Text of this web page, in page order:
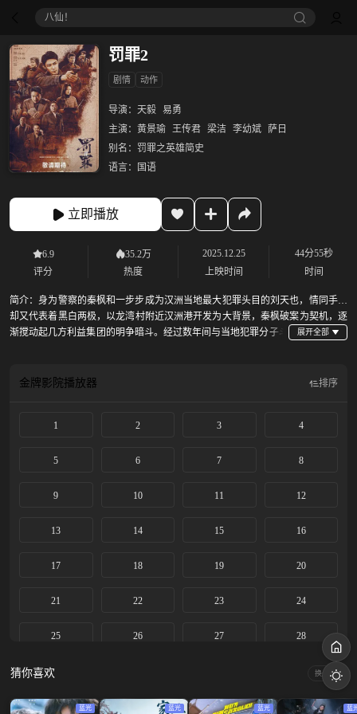
八仙！
罚罪2
剧情 动作
导演： 天毅 易勇
主演： 黄景瑜 王传君 梁洁 李幼斌
萨日
别名： 罚罪之英雄简史
语言：
国语
立即播放
6.9
评分
35.2万
热度
2025.12.25
上映时间
44分55秒
时间
简介： 身为警察的秦枫和一步步成为汉洲当地最大犯罪头目的刘天也，情同手足
却又代表着黑白两极，以龙湾村附近汉洲港开发为大背景，秦枫破案为契机，逐
渐搅动起几方利益集团的明争暗斗。经过数年间与当地犯罪分子斗
金牌影院播放器 排序
1 2 3 4
5 6 7 8
9 10 11 12
13 14 15 16
17 18 19 20
21 22 23 24
25 26 27 28
29
33 35 36
猜你喜欢 换一换
蓝光 蓝光 蓝光 蓝